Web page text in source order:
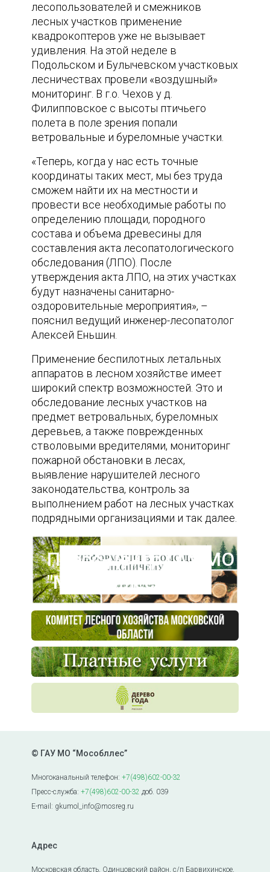
лесопользователей и смежников
лесных участков применение
квадрокоптеров уже не вызывает
удивления. На этой неделе в
Подольском и Булычевском участковых
лесничествах провели «воздушный»
мониторинг. В г.о. Чехов у д.
Филипповское с высоты птичьего
полета в поле зрения попали
ветровальные и буреломные участки.
«Теперь, когда у нас есть точные
координаты таких мест, мы без труда
сможем найти их на местности и
провести все необходимые работы по
определению площади, породного
состава и объема древесины для
составления акта лесопатологического
обследования (ЛПО). После
утверждения акта ЛПО, на этих участках
будут назначены санитарно-
оздоровительные мероприятия», –
пояснил ведущий инженер-лесопатолог
Алексей Еньшин.
Применение беспилотных летальных
аппаратов в лесном хозяйстве имеет
широкий спектр возможностей. Это и
обследование лесных участков на
предмет ветровальных, буреломных
деревьев, а также поврежденных
стволовыми вредителями, мониторинг
пожарной обстановки в лесах,
выявление нарушителей лесного
законодательства, контроль за
выполнением работ на лесных участках
подрядными организациями и так далее.
Пресс-центр ГАУ МО
"Мособллес"
© ГАУ МО “Мособллес”
Многоканальный телефон:+7(498)602-00-32
Пресс-служба:+7(498)602-00-32 доб. 039
E-mail: gkumol_info@mosreg.ru
Адрес
Московская область, Одинцовский район, с/п Барвихинское,